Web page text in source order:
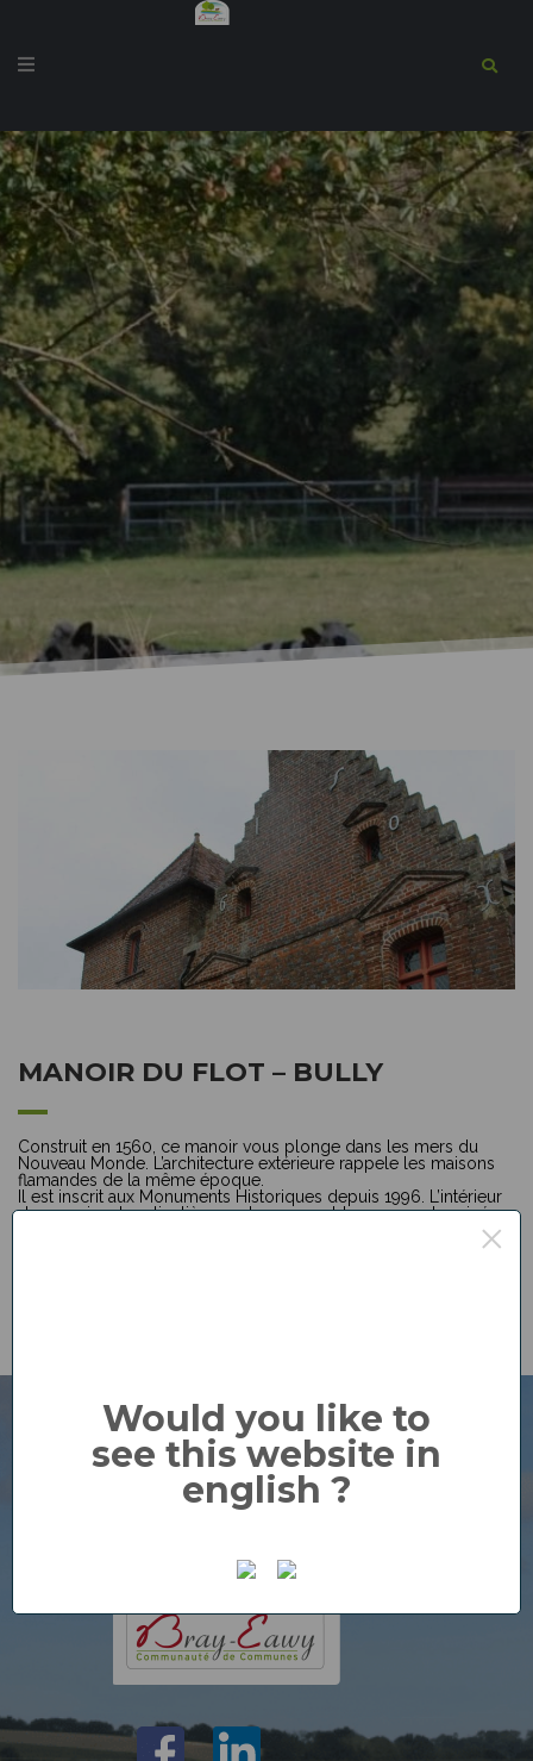
MANOIR DU FLOT – BULLY
Construit en 1560, ce manoir vous plonge dans les mers du
Nouveau Monde. L’architecture extérieure rappele les maisons
flamandes de la même époque.
Il est inscrit aux Monuments Historiques depuis 1996. L’intérieur
du manoir est particulièrement remarquable par ses cheminées
Would you like to
see this website in
english ?
×